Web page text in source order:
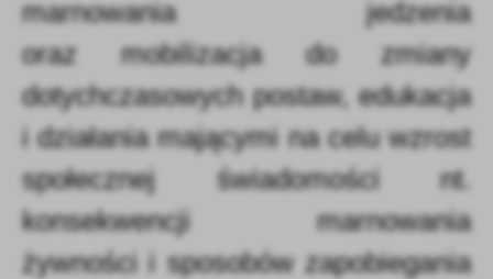
marnowania jedzenia
oraz mobilizacja do zmiany
dotychczasowych postaw, edukacja
i działania mającymi na celu wzrost
społecznej świadomości nt.
konsekwencji marnowania
żywności i sposobów zapobiegania